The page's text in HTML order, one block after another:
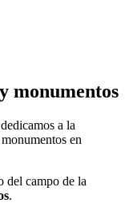
monumentos
a la
en
del campo de la
.